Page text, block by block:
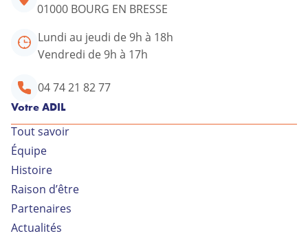
Votre ADIL
Tout savoir
Équipe
Histoire
Raison d’être
Partenaires
Actualités
01000 BOURG EN BRESSE
Lundi au jeudi de 9h à 18h
Vendredi de 9h à 17h
04 74 21 82 77